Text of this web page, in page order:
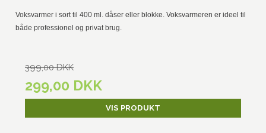
Voksvarmer i sort til 400 ml. dåser eller blokke. Voksvarmeren er ideel til
både professionel og privat brug.
399,00 DKK
299,00 DKK
VIS PRODUKT